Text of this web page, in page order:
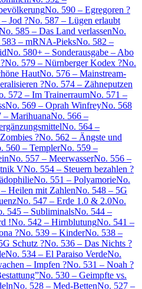
No. 590 – Egregoren ?
Jod ?No. 587 – Lügen erlaubt
585 – Das Land verlassenNo.
– mRNA-PieksNo. 582 –
No. 580+ – Sonderausgabe – Abo
No. 579 – Nürnberger Kodex ?No.
HautNo. 576 – Mainstream-
?No. 574 – Zähneputzen
572 – Im TrainerraumNo. 571 –
No. 569 – Oprah WinfreyNo. 568
– MarihuanaNo. 566 –
No. 564 –
?No. 562 – Ängste und
560 – TemplerNo. 559 –
No. 557 – MeerwasserNo. 556 –
VNo. 554 – Steuern bezahlen ?
No. 551 – PolyamorieNo.
Heilen mit ZahlenNo. 548 – 5G
No. 547 – Erde 1.0 & 2.0No.
545 – SubliminalsNo. 544 –
!No. 542 – HirnblutungNo. 541 –
?No. 539 – KinderNo. 538 –
Schutz ?No. 536 – Das Nichts ?
No. 534 – El Paraiso VerdeNo.
– Impfen ?No. 531 – Noah ?
No. 530 – Geimpfte vs.
No. 528 – Med-BettenNo. 527 –